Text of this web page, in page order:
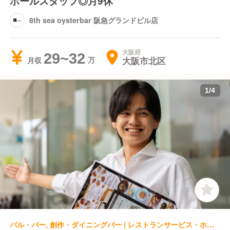
8th sea oysterbar 阪急グランドビル店
月収 29~32 大阪府
大阪市北区
1/4
バル・バー, 創作・ダイニングバー | レストランサービス・ホールスタッフ | 8th sea oysterbar なんばパークス店